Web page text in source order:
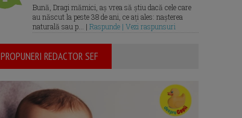
Bună, Dragi mămici, aș vrea să știu dacă cele care
au născut la peste 38 de ani, ce ați ales: nașterea
naturală sau p... | Raspunde | Vezi raspunsuri
PROPUNERI REDACTOR SEF